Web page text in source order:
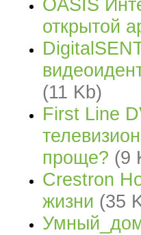
OASIS
открытой
(11 Kb)
First Line
проще? (9
Crestron
жизни (35